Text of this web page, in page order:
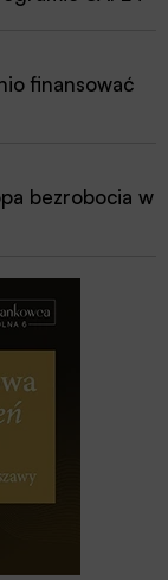
finansować
bezrobocia w